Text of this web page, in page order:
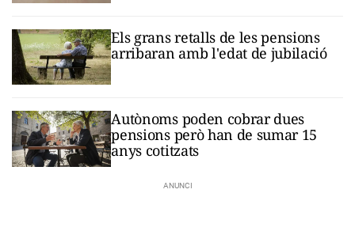
Els grans retalls de les pensions
arribaran amb l'edat de jubilació
Autònoms poden cobrar dues
pensions però han de sumar 15
anys cotitzats